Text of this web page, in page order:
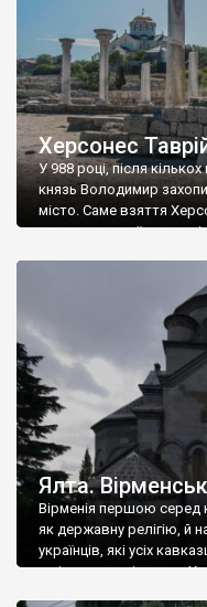
Херсонес
У 988 році, після
князь Володимир
місто. Саме взяття
диктувати свої умови
Херсонесі Володимир-
А потім було Хрещення
Ялта.
Вірменія першою серед
як державну релігію, й
українців, які усіх
є відданими вірянами